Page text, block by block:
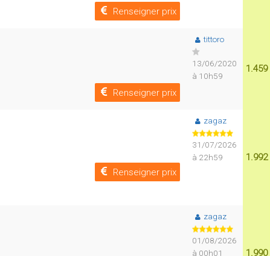
Renseigner prix
Renseigner prix
tittoro
13/06/2020
à 10h59
1.459
Renseigner prix
zagaz
31/07/2026
à 22h59
1.992
zagaz
01/08/2026
à 00h01
1.990